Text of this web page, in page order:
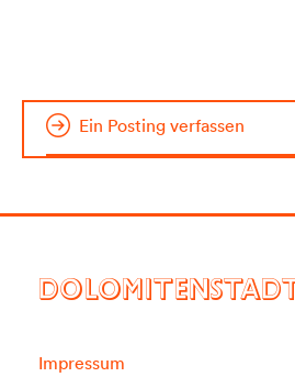
Ein Posting verfassen
DOLOMITENSTADT
Impressum